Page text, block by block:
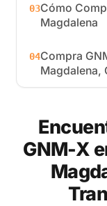
03Cómo
Magdalena
04Compra
Magdalena,
GNM-X